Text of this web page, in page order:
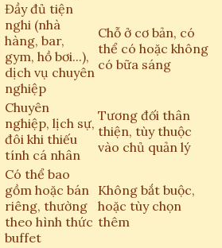
Đầy đủ tiện
nghi (nhà
hàng, bar,
gym, hồ bơi...),
dịch vụ chuyên
nghiệp
Chỗ ở cơ bản, có
thể có hoặc không
có bữa sáng
Chuyên
nghiệp, lịch sự,
đôi khi thiếu
tính cá nhân
Tương đối thân
thiện, tùy thuộc
vào chủ quản lý
Có thể bao
gồm hoặc bán
riêng, thường
theo hình thức
buffet
Không bắt buộc,
hoặc tùy chọn
thêm